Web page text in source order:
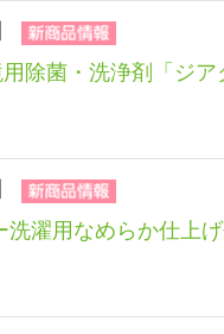
用除菌・洗浄剤「ジ
洗濯用なめらか仕上